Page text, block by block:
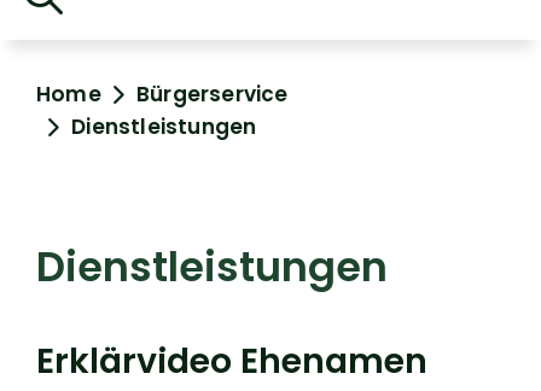
Home
Bürgerservice
Dienstleistungen
Dienstleistungen
Erklärvideo Ehenamen